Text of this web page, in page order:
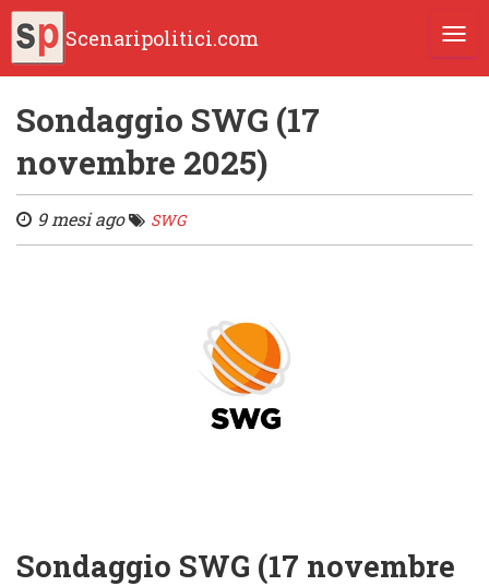
Scenaripolitici.com
Sondaggio SWG (17
novembre 2025)
9 mesi ago SWG
Sondaggio SWG (17 novembre